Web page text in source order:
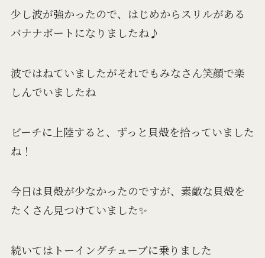
少し波が強かったので、はじめからスリルがある
バナナボートになりましたね♪
波ではねていましたがそれでもみなさん笑顔で楽
しんでいましたね
ビーチに上陸すると、ずっと貝殻を拾っていました
ね！
今日は貝殻が少なかったのですが、素敵な貝殻を
たくさん見つけていました✨
続いてはトーイングチューブに乗りました